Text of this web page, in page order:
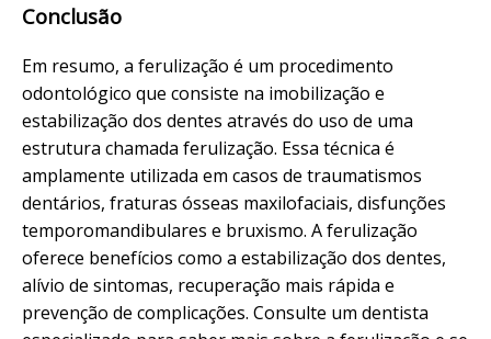
Conclusão
Em resumo, a ferulização é um procedimento
odontológico que consiste na imobilização e
estabilização dos dentes através do uso de uma
estrutura chamada ferulização. Essa técnica é
amplamente utilizada em casos de traumatismos
dentários, fraturas ósseas maxilofaciais, disfunções
temporomandibulares e bruxismo. A ferulização
oferece benefícios como a estabilização dos dentes,
alívio de sintomas, recuperação mais rápida e
prevenção de complicações. Consulte um dentista